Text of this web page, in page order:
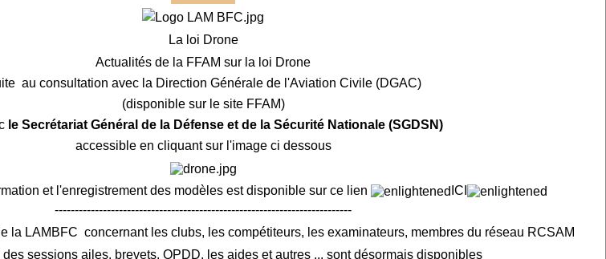
La loi Drone
Actualités de la FFAM sur la loi Drone
au consultation avec la Direction Générale de l'Aviation Civile (DGAC)
(disponible sur le site FFAM)
le Secrétariat Général de la Défense et de la Sécurité Nationale (SGDSN)
accessible en cliquant sur l'image ci dessous
et l'enregistrement des modèles est disponible sur ce lien
ICI
--------------------------------------------------------------------------
la LAMBFC concernant les clubs, les compétiteurs, les examinateurs, membres du réseau RCSAM
des sessions ailes, brevets, QPDD, les aides et autres ... sont désormais disponibles